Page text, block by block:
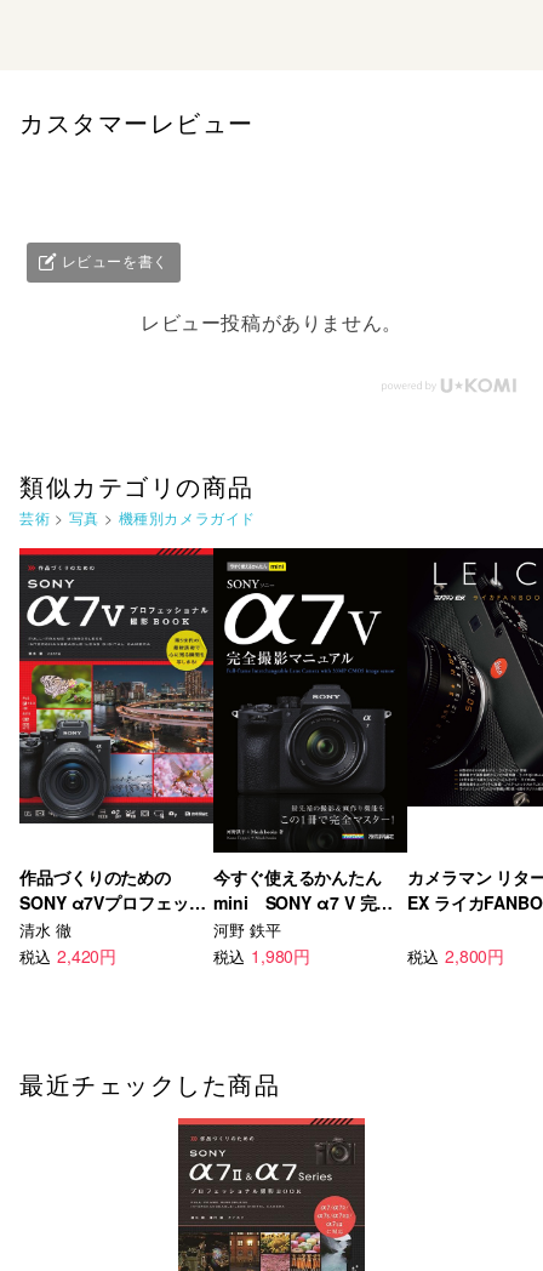
カスタマーレビュー
レビューを書く
レビュー投稿がありません。
類似カテゴリの商品
芸術 > 写真 > 機種別カメラガイド
作品づくりのための
SONY α7Vプロフェッシ
ョナル撮影BOOK
清水 徹
税込 2,420円
今すぐ使えるかんたん
mini SONY α7 V 完全
撮影マニュアル
河野 鉄平
税込 1,980円
カメラマン リタ
EX ライカ
税込 2,800円
最近チェックした商品